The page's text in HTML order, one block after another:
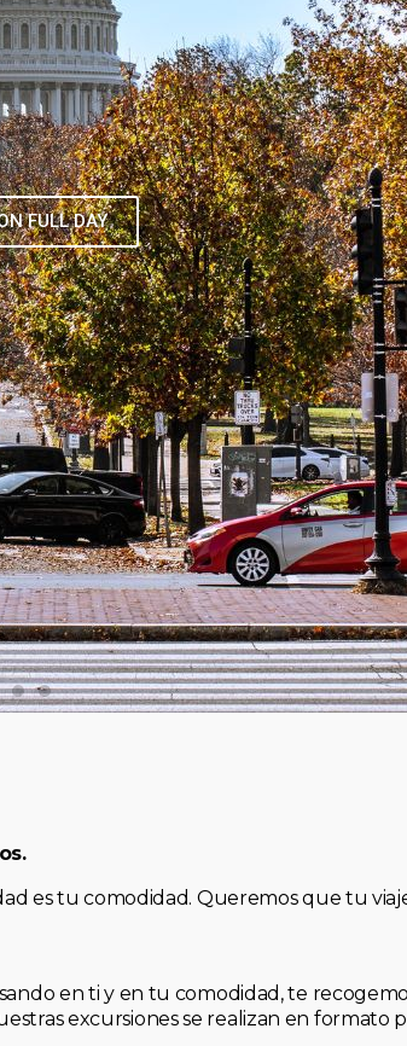
es tu comodidad. Queremos que tu
en ti y en tu comodidad, te
excursiones se realizan en formato